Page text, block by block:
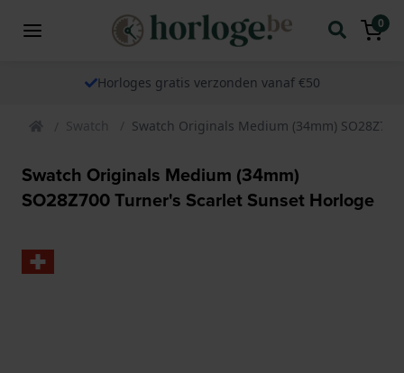
0
Horloges gratis verzonden vanaf €50
Swatch Swatch Originals Medium (34mm)
Swatch Originals Medium (34mm)
SO28Z700 Turner's Scarlet Sunset Horloge